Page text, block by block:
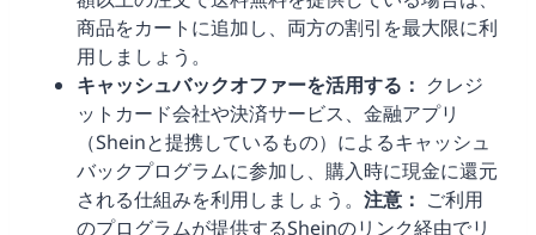
商品をカートに追加し、両方の割引を最大限に利
用しましょう。
キャッシュバックオファーを活用する： クレジ
ットカード会社や決済サービス、金融アプリ
（Sheinと提携しているもの）によるキャッシュ
バックプログラムに参加し、購入時に現金に還元
される仕組みを利用しましょう。 注意： ご利用
のプログラムが提供するSheinのリンク経由でリ